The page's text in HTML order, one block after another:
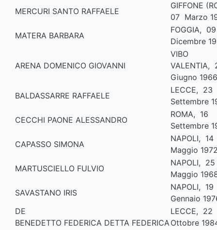
MERCURI SANTO RAFFAELE
GIFFONE
07 Marzo
MATERA BARBARA
FOGGIA,
Dicembre
ARENA DOMENICO GIOVANNI
VIBO
VALENTIA,
Giugno 1966
BALDASSARRE RAFFAELE
LECCE, 23
Settembre
CECCHI PAONE ALESSANDRO
ROMA, 16
Settembre
CAPASSO SIMONA
NAPOLI, 14
Maggio
MARTUSCIELLO FULVIO
NAPOLI, 25
Maggio
SAVASTANO IRIS
NAPOLI, 19
Gennaio
DE
BENEDETTO FEDERICA DETTA FEDERICA
LECCE, 22
Ottobre